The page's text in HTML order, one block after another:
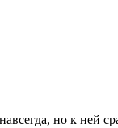
но к ней